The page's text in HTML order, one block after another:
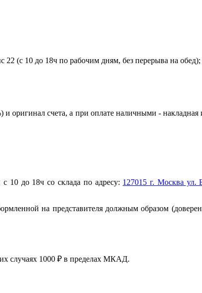
(с 10 до 18ч по рабочим дням, без перерыва на обед);
оригинал счета, а при оплате наличными -
10 до 18ч со склада по адресу: 127015 г. Москва ул.
на представителя должным образом
случаях 1000 ₽ в пределах МКАД.